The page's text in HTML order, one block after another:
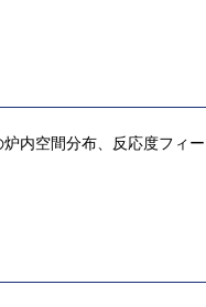
内空間分布、反応度フ